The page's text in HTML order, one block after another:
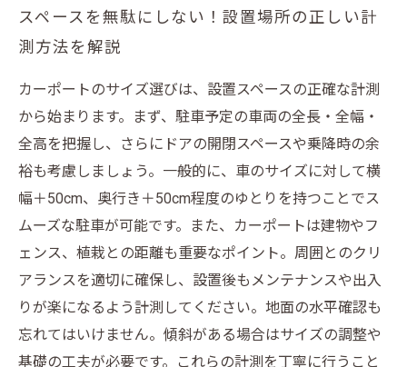
イントまとめ
スペースを無駄にしない！設置場所の正しい計
測方法を解説
カーポートのサイズ選びは、設置スペースの正確な計測
から始まります。まず、駐車予定の車両の全長・全幅・
全高を把握し、さらにドアの開閉スペースや乗降時の余
裕も考慮しましょう。一般的に、車のサイズに対して横
幅＋50cm、奥行き＋50cm程度のゆとりを持つことでス
ムーズな駐車が可能です。また、カーポートは建物やフ
ェンス、植栽との距離も重要なポイント。周囲とのクリ
アランスを適切に確保し、設置後もメンテナンスや出入
りが楽になるよう計測してください。地面の水平確認も
忘れてはいけません。傾斜がある場合はサイズの調整や
基礎の工夫が必要です。これらの計測を丁寧に行うこと